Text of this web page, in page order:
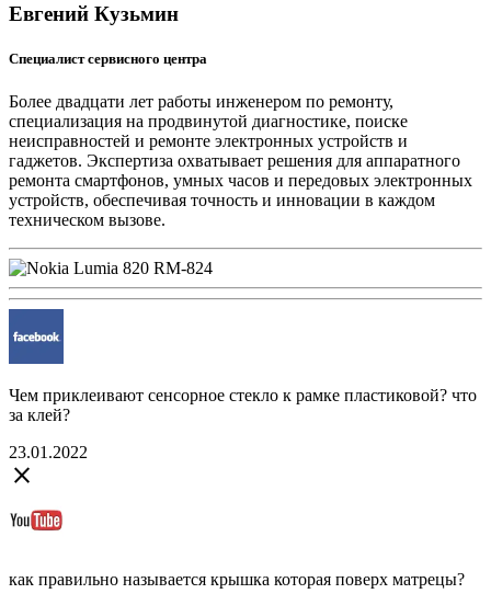
Евгений Кузьмин
Специалист сервисного центра
Более двадцати лет работы инженером по ремонту,
специализация на продвинутой диагностике, поиске
неисправностей и ремонте электронных устройств и
гаджетов. Экспертиза охватывает решения для аппаратного
ремонта смартфонов, умных часов и передовых электронных
устройств, обеспечивая точность и инновации в каждом
техническом вызове.
Чем приклеивают сенсорное стекло к рамке пластиковой? что
за клей?
23.01.2022
close
как правильно называется крышка которая поверх матрецы?